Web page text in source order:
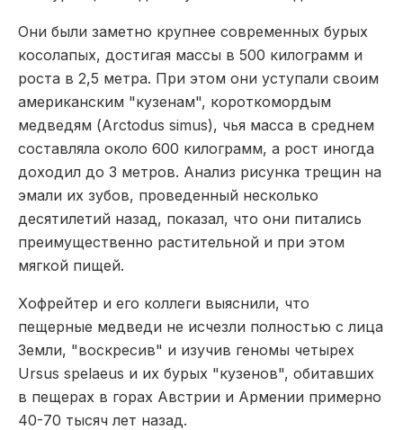
Они были заметно крупнее современных бурых
косолапых, достигая массы в 500 килограмм и
роста в 2,5 метра. При этом они уступали своим
американским "кузенам", короткомордым
медведям (Arctodus simus), чья масса в среднем
составляла около 600 килограмм, а рост иногда
доходил до 3 метров. Анализ рисунка трещин на
эмали их зубов, проведенный несколько
десятилетий назад, показал, что они питались
преимущественно растительной и при этом
мягкой пищей.
Хофрейтер и его коллеги выяснили, что
пещерные медведи не исчезли полностью с лица
Земли, "воскресив" и изучив геномы четырех
Ursus spelaeus и их бурых "кузенов", обитавших
в пещерах в горах Австрии и Армении примерно
40-70 тысяч лет назад.